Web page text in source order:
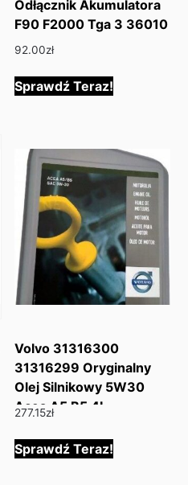
Odłącznik Akumulatora
F90 F2000 Tga 3 36010
92.00zł
Sprawdź Teraz!
Volvo 31316300
31316299 Oryginalny
Olej Silnikowy 5W30
Acea A5 B5 4L
277.15zł
Sprawdź Teraz!